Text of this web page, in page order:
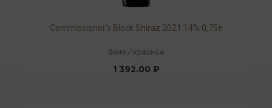
Commissioner's Block Shiraz 2021 14% 0,75л
Вино / красное
1 392.00 ₽